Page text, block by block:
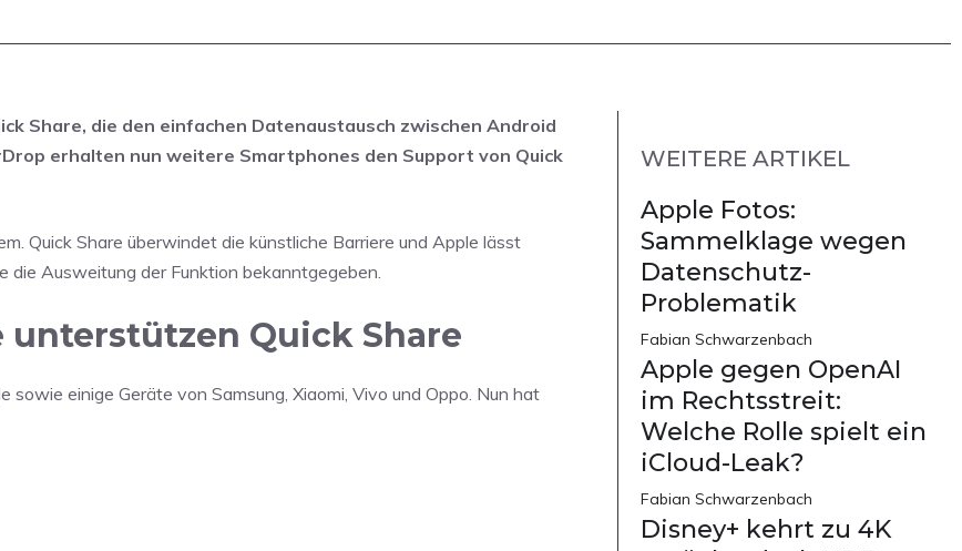
Share, die den einfachen Datenaustausch zwischen Android
erhalten nun weitere Smartphones den Support von Quick
Quick Share überwindet die künstliche Barriere und Apple lässt
Ausweitung der Funktion bekanntgegeben.
unterstützen Quick Share
einige Geräte von Samsung, Xiaomi, Vivo und Oppo. Nun hat
WEITERE ARTIKEL
Apple Fotos:
Sammelklage wegen
Datenschutz-
Problematik
Fabian Schwarzenbach
Apple gegen OpenAI
im Rechtsstreit:
Welche Rolle spielt ein
iCloud-Leak?
Fabian Schwarzenbach
Disney+ kehrt zu 4K